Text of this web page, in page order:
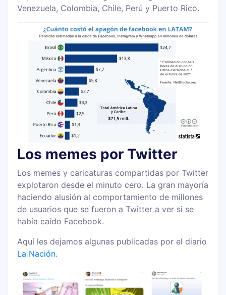
Venezuela, Colombia, Chile, Perú y Puerto Rico.
Los memes por Twitter
Los memes y caricaturas compartidas por Twitter
explotaron desde el minuto cero. La gran mayoría
haciendo alusión al comportamiento de millones
de usuarios que se fueron a Twitter a ver si se
había caído Facebook.
Aquí les dejamos algunas publicadas por el diario
La Nación.